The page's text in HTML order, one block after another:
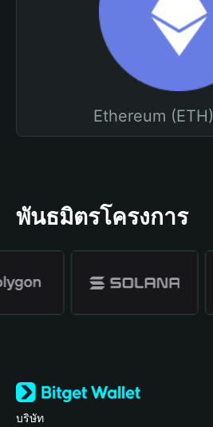
Ethereum
พันธมิตรโครงการ
บริษัท